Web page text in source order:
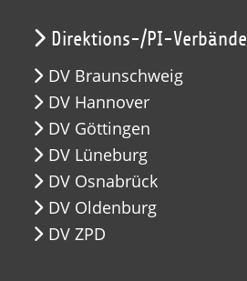
Direktions-/PI-Verbände
DV Braunschweig
DV Hannover
DV Göttingen
DV Lüneburg
DV Osnabrück
DV Oldenburg
DV ZPD